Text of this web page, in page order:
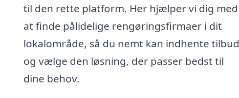
til den rette platform. Her hjælper vi dig med
at finde pålidelige rengøringsfirmaer i dit
lokalområde, så du nemt kan indhente tilbud
og vælge den løsning, der passer bedst til
dine behov.